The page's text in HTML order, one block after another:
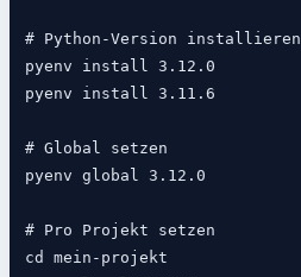
# Python-Version installieren
pyenv install 3.12.0
pyenv install 3.11.6
# Global setzen
pyenv global 3.12.0
# Pro Projekt setzen
cd mein-projekt